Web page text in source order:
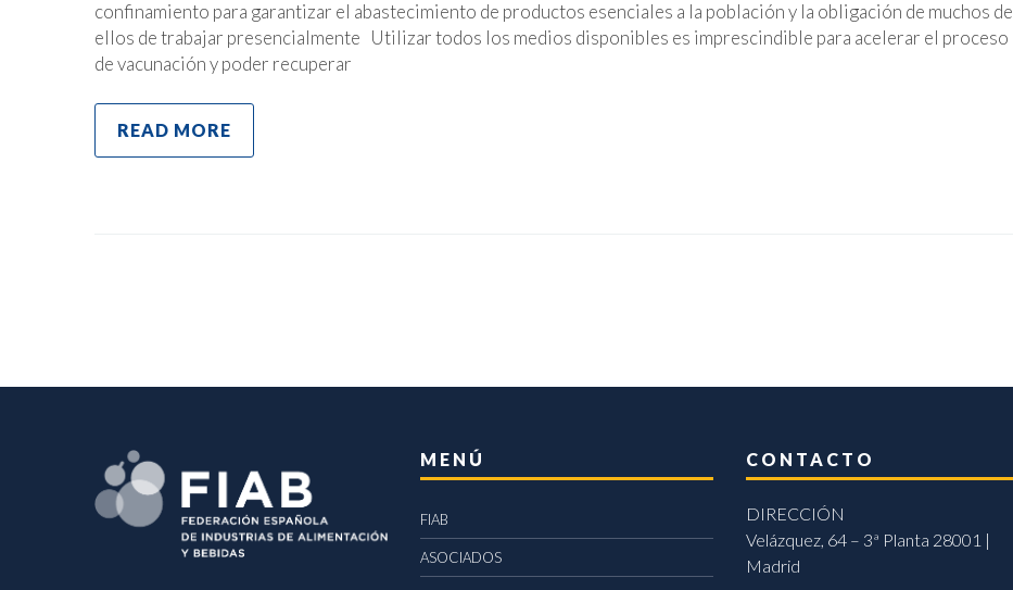
confinamiento para garantizar el abastecimiento de productos esenciales a la población y la obligación de muchos de
ellos de trabajar presencialmente Utilizar todos los medios disponibles es imprescindible para acelerar el proceso
de vacunación y poder recuperar
READ MORE
MENÚ
FIAB
ASOCIADOS
CONTACTO
DIRECCIÓN
Velázquez, 64 – 3ª Planta 28001 |
Madrid